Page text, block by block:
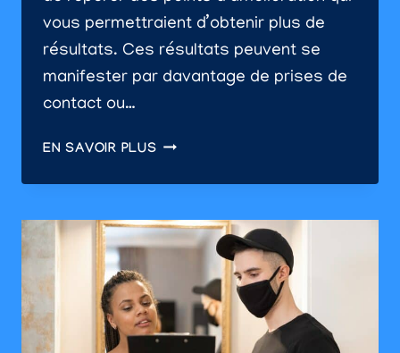
vous permettraient d’obtenir plus de
résultats. Ces résultats peuvent se
manifester par davantage de prises de
contact ou…
EN SAVOIR PLUSPROPRIÉTAIRES
SITE
RÉUNIONNAIS:
COMMENT
ANALYSER
LE
TRAFIC
ET